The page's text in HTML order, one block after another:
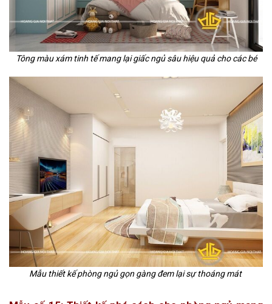
Tông màu xám tinh tế mang lại giấc ngủ sâu hiệu quả cho các bé
Mẫu thiết kế phòng ngủ gọn gàng đem lại sự thoáng mát